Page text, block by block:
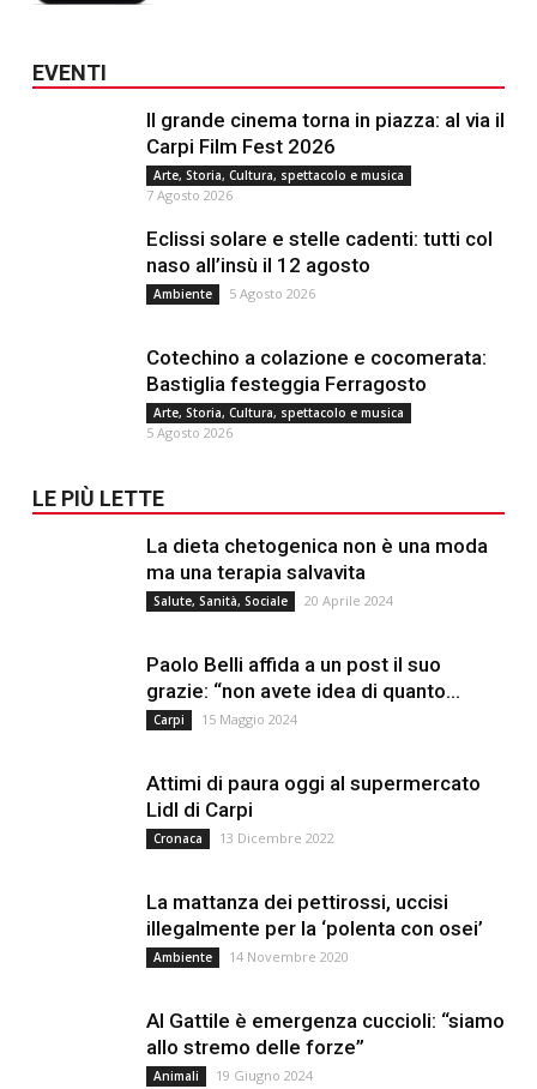
EVENTI
Il grande cinema torna in piazza: al via il
Carpi Film Fest 2026
Arte, Storia, Cultura, spettacolo e musica
7 Agosto 2026
Eclissi solare e stelle cadenti: tutti col
naso all’insù il 12 agosto
Ambiente 5 Agosto 2026
Cotechino a colazione e cocomerata:
Bastiglia festeggia Ferragosto
Arte, Storia, Cultura, spettacolo e musica
5 Agosto 2026
LE PIÙ LETTE
La dieta chetogenica non è una moda
ma una terapia salvavita
Salute, Sanità, Sociale 20 Aprile 2024
Paolo Belli affida a un post il suo
grazie: “non avete idea di quanto...
Carpi 15 Maggio 2024
Attimi di paura oggi al supermercato
Lidl di Carpi
Cronaca 13 Dicembre 2022
La mattanza dei pettirossi, uccisi
illegalmente per la ‘polenta con osei’
Ambiente 14 Novembre 2020
Al Gattile è emergenza cuccioli: “siamo
allo stremo delle forze”
Animali 19 Giugno 2024